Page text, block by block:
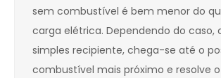
sem combustível é bem menor do
carga elétrica. Dependendo do caso,
simples recipiente, chega-se até o
combustível mais próximo e resolve o